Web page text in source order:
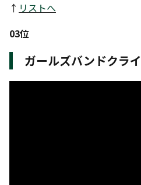
↑ リストへ
03位
ガールズバンドクライ